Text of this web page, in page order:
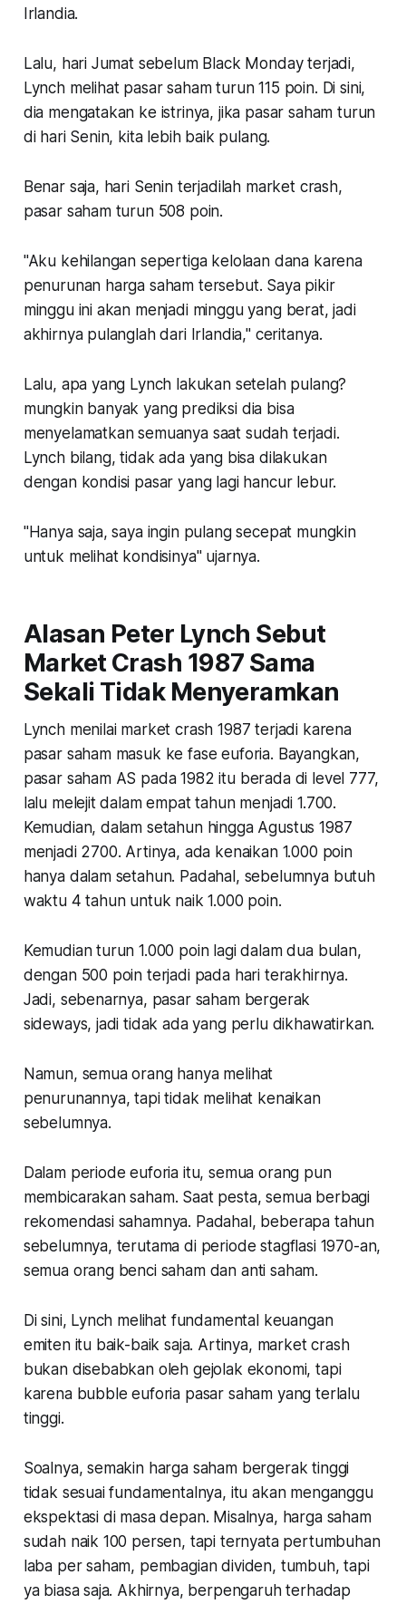
Irlandia.
Lalu, hari Jumat sebelum Black Monday terjadi,
Lynch melihat pasar saham turun 115 poin. Di sini,
dia mengatakan ke istrinya, jika pasar saham turun
di hari Senin, kita lebih baik pulang.
Benar saja, hari Senin terjadilah market crash,
pasar saham turun 508 poin.
"Aku kehilangan sepertiga kelolaan dana karena
penurunan harga saham tersebut. Saya pikir
minggu ini akan menjadi minggu yang berat, jadi
akhirnya pulanglah dari Irlandia," ceritanya.
Lalu, apa yang Lynch lakukan setelah pulang?
mungkin banyak yang prediksi dia bisa
menyelamatkan semuanya saat sudah terjadi.
Lynch bilang, tidak ada yang bisa dilakukan
dengan kondisi pasar yang lagi hancur lebur.
"Hanya saja, saya ingin pulang secepat mungkin
untuk melihat kondisinya" ujarnya.
Alasan Peter Lynch Sebut
Market Crash 1987 Sama
Sekali Tidak Menyeramkan
Lynch menilai market crash 1987 terjadi karena
pasar saham masuk ke fase euforia. Bayangkan,
pasar saham AS pada 1982 itu berada di level 777,
lalu melejit dalam empat tahun menjadi 1.700.
Kemudian, dalam setahun hingga Agustus 1987
menjadi 2700. Artinya, ada kenaikan 1.000 poin
hanya dalam setahun. Padahal, sebelumnya butuh
waktu 4 tahun untuk naik 1.000 poin.
Kemudian turun 1.000 poin lagi dalam dua bulan,
dengan 500 poin terjadi pada hari terakhirnya.
Jadi, sebenarnya, pasar saham bergerak
sideways, jadi tidak ada yang perlu dikhawatirkan.
Namun, semua orang hanya melihat
penurunannya, tapi tidak melihat kenaikan
sebelumnya.
Dalam periode euforia itu, semua orang pun
membicarakan saham. Saat pesta, semua berbagi
rekomendasi sahamnya. Padahal, beberapa tahun
sebelumnya, terutama di periode stagflasi 1970-an,
semua orang benci saham dan anti saham.
Di sini, Lynch melihat fundamental keuangan
emiten itu baik-baik saja. Artinya, market crash
bukan disebabkan oleh gejolak ekonomi, tapi
karena bubble euforia pasar saham yang terlalu
tinggi.
Soalnya, semakin harga saham bergerak tinggi
tidak sesuai fundamentalnya, itu akan menganggu
ekspektasi di masa depan. Misalnya, harga saham
sudah naik 100 persen, tapi ternyata pertumbuhan
laba per saham, pembagian dividen, tumbuh, tapi
ya biasa saja. Akhirnya, berpengaruh terhadap